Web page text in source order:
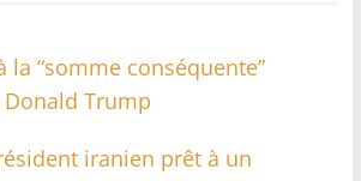
la “somme conséquente”
Donald Trump
iranien prêt à un